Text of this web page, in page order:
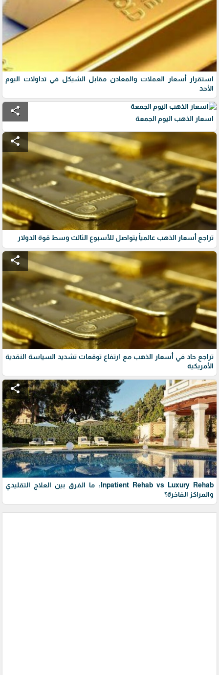
استقرار أسعار العملات والمعادن مقابل الشيكل في تداولات اليوم
الأحد
share
اسعار الذهب اليوم الجمعة
share
تراجع أسعار الذهب عالمياً يتواصل للأسبوع الثالث وسط قوة الدولار
share
تراجع حاد في أسعار الذهب مع ارتفاع توقعات تشديد السياسة النقدية
الأمريكية
share
Inpatient Rehab vs Luxury Rehab: ما الفرق بين العلاج التقليدي
والمراكز الفاخرة؟